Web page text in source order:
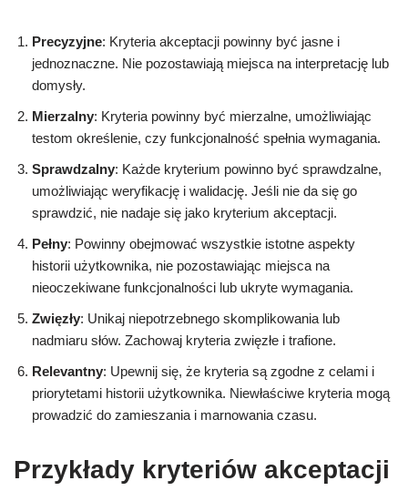
Precyzyjne: Kryteria akceptacji powinny być jasne i
jednoznaczne. Nie pozostawiają miejsca na interpretację lub
domysły.
Mierzalny: Kryteria powinny być mierzalne, umożliwiając
testom określenie, czy funkcjonalność spełnia wymagania.
Sprawdzalny: Każde kryterium powinno być sprawdzalne,
umożliwiając weryfikację i walidację. Jeśli nie da się go
sprawdzić, nie nadaje się jako kryterium akceptacji.
Pełny: Powinny obejmować wszystkie istotne aspekty
historii użytkownika, nie pozostawiając miejsca na
nieoczekiwane funkcjonalności lub ukryte wymagania.
Zwięzły: Unikaj niepotrzebnego skomplikowania lub
nadmiaru słów. Zachowaj kryteria zwięzłe i trafione.
Relevantny: Upewnij się, że kryteria są zgodne z celami i
priorytetami historii użytkownika. Niewłaściwe kryteria mogą
prowadzić do zamieszania i marnowania czasu.
Przykłady kryteriów akceptacji